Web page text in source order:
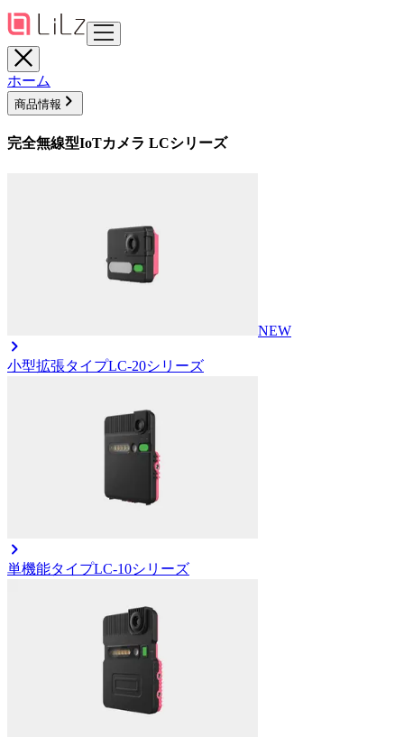
ホーム
商品情報
完全無線型IoTカメラ LCシリーズ
NEW
小型拡張タイプLC-20シリーズ
単機能タイプLC-10シリーズ